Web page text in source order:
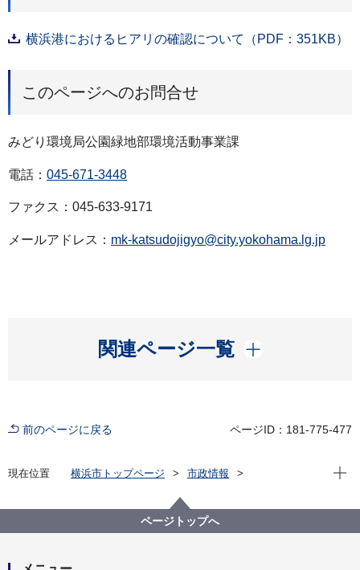
横浜港におけるヒアリの確認について（PDF：351KB）
このページへのお問合せ
みどり環境局公園緑地部環境活動事業課
電話： 045-671-3448
ファクス：045-633-9171
メールアドレス： mk-katsudojigyo@city.yokohama.lg.jp
関連ページ一覧
開く
前のページに戻る ページID：181-775-477
現在位置 横浜市トップページ
市政情報
横浜港におけるヒアリの確認について
現在
ページトップへ